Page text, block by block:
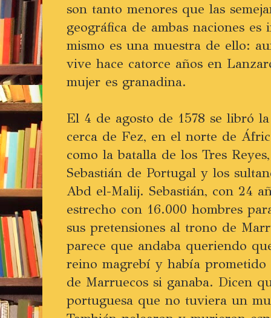
son tanto menores que las
geográfica de ambas naciones es
mismo es una muestra de ello:
vive hace catorce años en
mujer es granadina.
El 4 de agosto de 1578 se libró
cerca de Fez, en el norte de
como la batalla de los Tres
Sebastián de Portugal y los
Abd el-Malij. Sebastián, con 24
estrecho con 16.000 hombres
sus pretensiones al trono de
parece que andaba queriendo
reino magrebí y había
de Marruecos si ganaba. Dicen
portuguesa que no tuviera un